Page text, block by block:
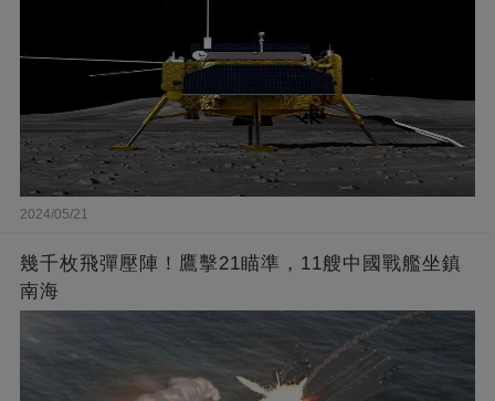
2024/05/21
幾千枚飛彈壓陣！鷹擊21瞄準，11艘中國戰艦坐鎮
南海